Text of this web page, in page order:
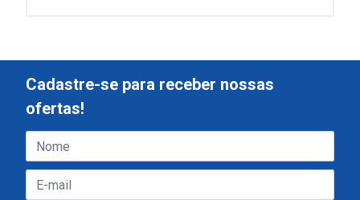
Cadastre-se para receber nossas
ofertas!